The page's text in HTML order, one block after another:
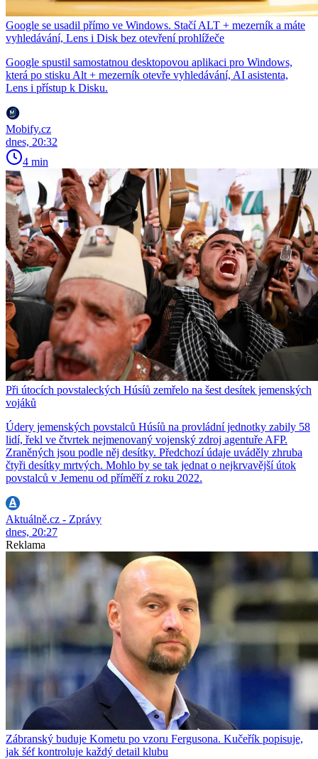
Google se usadil přímo ve Windows. Stačí ALT + mezerník a máte
vyhledávání, Lens i Disk bez otevření prohlížeče
Google spustil samostatnou desktopovou aplikaci pro Windows,
která po stisku Alt + mezerník otevře vyhledávání, AI asistenta,
Lens i přístup k Disku.
Mobify.cz
dnes, 20:32
4 min
Při útocích povstaleckých Húsíů zemřelo na šest desítek jemenských
vojáků
Údery jemenských povstalců Húsíů na provládní jednotky zabily 58
lidí, řekl ve čtvrtek nejmenovaný vojenský zdroj agentuře AFP.
Zraněných jsou podle něj desítky. Předchozí údaje uváděly zhruba
čtyři desítky mrtvých. Mohlo by se tak jednat o nejkrvavější útok
povstalců v Jemenu od příměří z roku 2022.
Aktuálně.cz - Zprávy
dnes, 20:27
Reklama
Zábranský buduje Kometu po vzoru Fergusona. Kučeřík popisuje,
jak šéf kontroluje každý detail klubu